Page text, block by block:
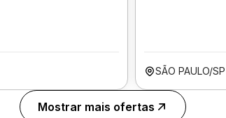
SÃO PAULO/SP
Mostrar mais ofertas